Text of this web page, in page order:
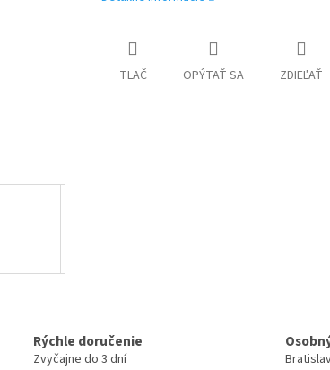
TLAČ OPÝTAŤ SA ZDIEĽAŤ
Rýchle doručenie
Zvyčajne do 3 dní